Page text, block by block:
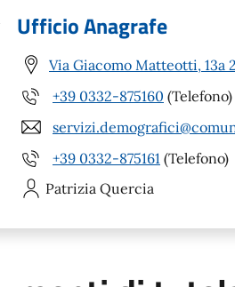
Ufficio Anagrafe
Via Giacomo Matteotti, 13a
+39 0332-875160 (Telefono)
+39 0332-875161 (Telefono)
Patrizia Quercia